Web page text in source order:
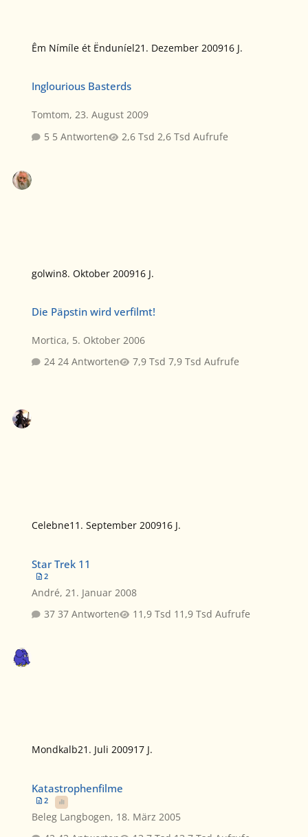
Êm Nímíle ét Ënduníel21. Dezember 200916 J.
Inglourious Basterds
Tomtom,23. August 2009
5 Antworten
2,6 Tsd Aufrufe
golwin8. Oktober 200916 J.
Die Päpstin wird verfilmt!
Mortica, 5. Oktober 2006
24 Antworten
7,9 Tsd Aufrufe
Celebne11. September 200916 J.
Star Trek 11
2
André,21. Januar 2008
37 Antworten
11,9 Tsd Aufrufe
Mondkalb21. Juli 200917 J.
Katastrophenfilme
2
Beleg Langbogen, 18. März 2005